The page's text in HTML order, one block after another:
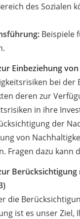
des Sozialen
Beispiele
Einbeziehung
bei der
deren zur
in ihre
der
von
Fragen dazu kann
Berücksichtigung
die
ist es unser